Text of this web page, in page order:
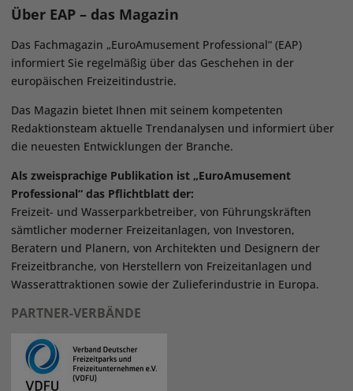
Über EAP – das Magazin
Das Fachmagazin „EuroAmusement Professional“ (EAP)
informiert Sie regelmäßig über das Geschehen in der
europäischen Freizeitindustrie.
Das Magazin bietet Ihnen mit seinem kompetenten
Redaktionsteam aktuelle Trendanalysen und informiert über
die neuesten Entwicklungen der Branche.
Als zweisprachige Publikation ist „EuroAmusement
Professional“ das Pflichtblatt der:
Freizeit- und Wasserparkbetreiber, von Führungskräften
sämtlicher moderner Freizeitanlagen, von Investoren,
Beratern und Planern, von Architekten und Designern der
Freizeitbranche, von Herstellern von Freizeitanlagen und
Wasserattraktionen sowie der Zulieferindustrie in Europa.
PARTNER-VERBÄNDE